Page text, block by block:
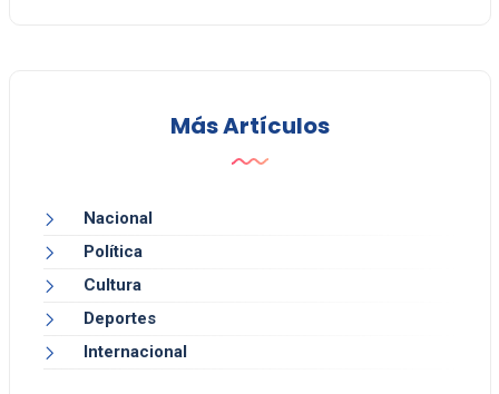
Más Artículos
Nacional
Política
Cultura
Deportes
Internacional